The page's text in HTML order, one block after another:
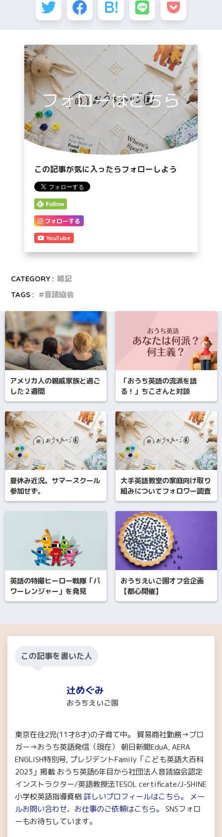
フォローはこちら
この記事が気に入ったらフォローしよう
フォローする
YouTube
CATEGORY : 雑記
TAGS :
音読協会
アメリカ人の親戚家族と過ご
した２週間
「おうち英語の流派を語
る！」ちこさんと対談
夏休み近況。サマースクール
参加せず。
大手英語教室の家庭向け取り
組みについてフォロワー調査
英語の特撮ヒーロー戦隊「パ
ワーレンジャー」を発見
おうちえいご園オフ会企画
【都心開催】
この記事を書いた人
辻めぐみ
おうちえいご園
東京在住2児(11才8才)の子育て中。 貿易商社勤務→ブロ
ガー→おうち英語発信（現在） 朝日新聞EduA, AERA
ENGLISH特別号, プレジデントFamily「こども英語大百科
2023」掲載 おうち英語6年目から社団法人音読協会認定
インストラクター/英語教授法TESOL certificate/J-SHINE
小学校英語指導資格詳しいプロフィールはこちら。
メー
ルお問い合わせ、お仕事のご依頼はこちら。
SNSフォロ
ーもお待ちしています。